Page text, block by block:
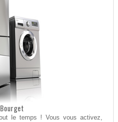
le temps ! Vous vous activez,